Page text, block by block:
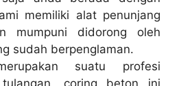
memiliki alat penunjang
mumpuni didorong oleh
sudah berpenglaman.
suatu profesi